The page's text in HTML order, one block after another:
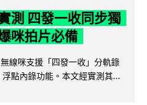
測 四發一收同步獨
咪拍片必備
線咪支援「四發一收」分軌錄
點內錄功能。本文經實測其...